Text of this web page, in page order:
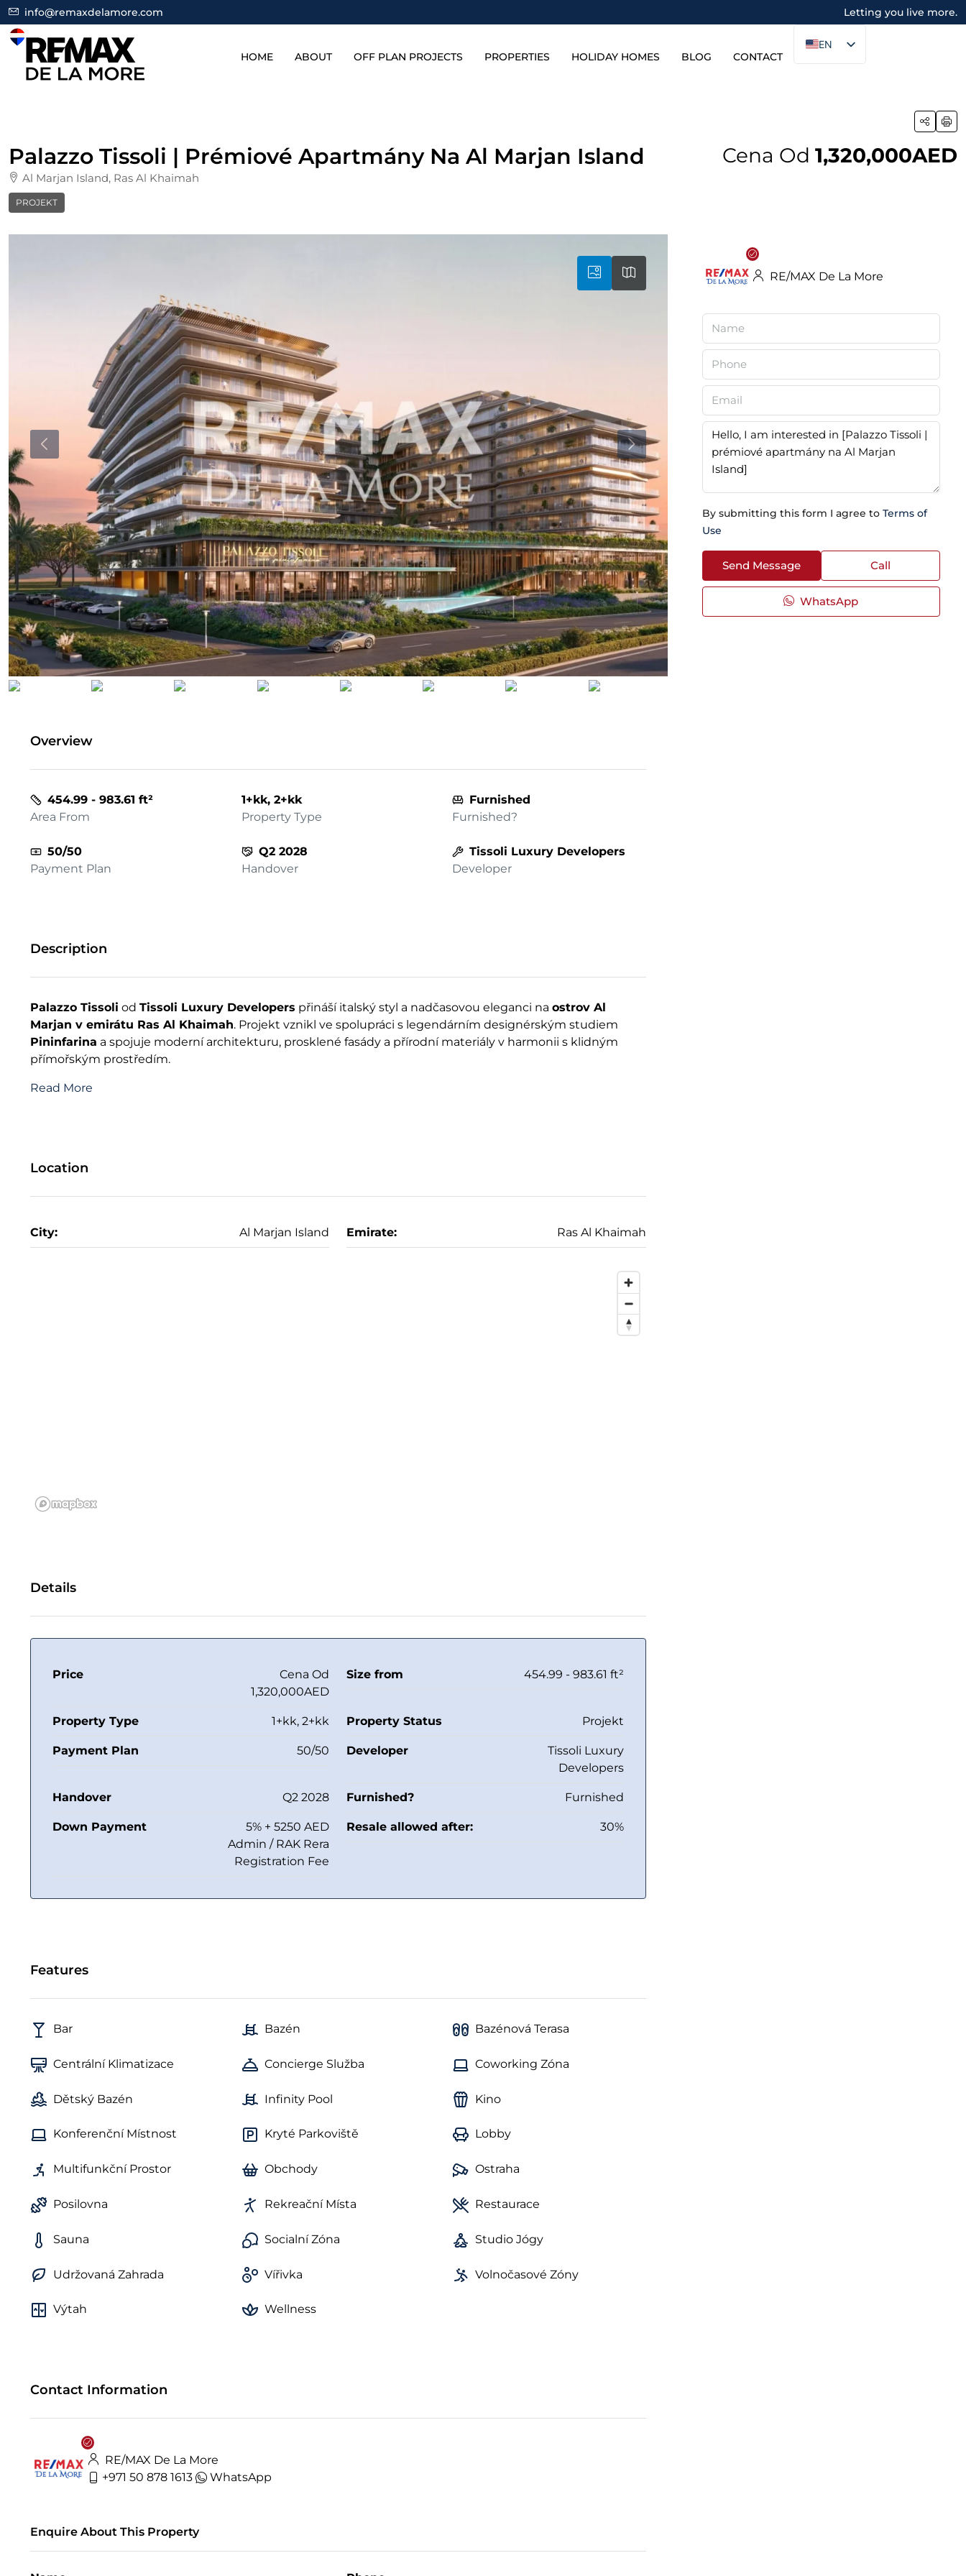
info@remaxdelamore.com Letting you live more.
HOME ABOUT OFF PLAN PROJECTS PROPERTIES HOLIDAY HOMES BLOG CONTACT
EN
Palazzo Tissoli | Prémiové Apartmány Na Al Marjan Island
Al Marjan Island, Ras Al Khaimah
PROJEKT
Cena Od 1,320,000AED
Overview
454.99 - 983.61 ft²
Area From
1+kk, 2+kk
Property Type
Furnished
Furnished?
50/50
Payment Plan
Q2 2028
Handover
Tissoli Luxury Developers
Developer
Description
Palazzo Tissoli od Tissoli Luxury Developers přináší italský styl a nadčasovou eleganci na ostrov Al
Marjan v emirátu Ras Al Khaimah. Projekt vznikl ve spolupráci s legendárním designérským studiem
Pininfarina a spojuje moderní architekturu, prosklené fasády a přírodní materiály v harmonii s klidným
přímořským prostředím.
Read More
Location
City: Al Marjan Island Emirate: Ras Al Khaimah
Details
Price
Cena Od
1,320,000AED
Size from 454.99 - 983.61 ft²
Property Type 1+kk, 2+kk Property Status Projekt
Payment Plan 50/50 Developer
Tissoli Luxury
Developers
Handover Q2 2028 Furnished? Furnished
Down Payment
5% + 5250 AED
Admin / RAK Rera
Registration Fee
Resale allowed after: 30%
Features
Bar Bazén Bazénová Terasa
Centrální Klimatizace Concierge Služba Coworking Zóna
Dětský Bazén Infinity Pool Kino
Konferenční Místnost Kryté Parkoviště Lobby
Multifunkční Prostor Obchody Ostraha
Posilovna Rekreační Místa Restaurace
Sauna Socialní Zóna Studio Jógy
Udržovaná Zahrada Vířivka Volnočasové Zóny
Výtah Wellness
Contact Information
RE/MAX De La More
+971 50 878 1613
WhatsApp
Enquire About This Property
RE/MAX De La More
By submitting this form I agree to Terms of
Use
Send Message Call
WhatsApp